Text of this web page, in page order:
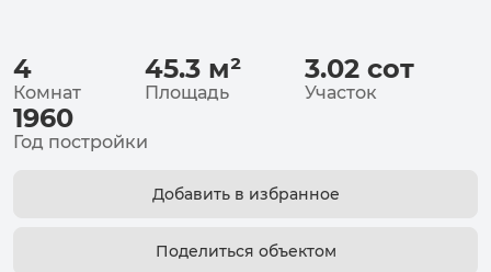
4
Комнат
45.3 м²
Площадь
3.02 сот
Участок
1960
Год постройки
Добавить в избранное
Поделиться объектом